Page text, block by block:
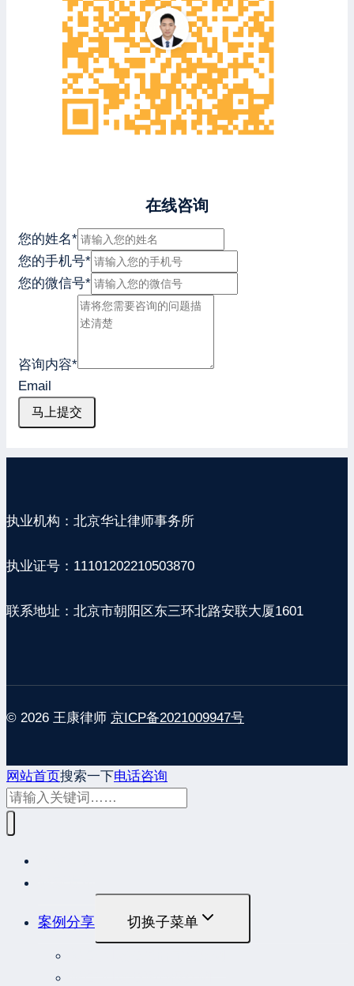
在线咨询
您的姓名*
您的手机号*
您的微信号*
咨询内容*
Email
马上提交
执业机构：北京华让律师事务所
执业证号：11101202210503870
联系地址：北京市朝阳区东三环北路安联大厦1601
© 2026 王康律师 京ICP备2021009947号
网站首页搜索一下电话咨询
案例分享 切换子菜单